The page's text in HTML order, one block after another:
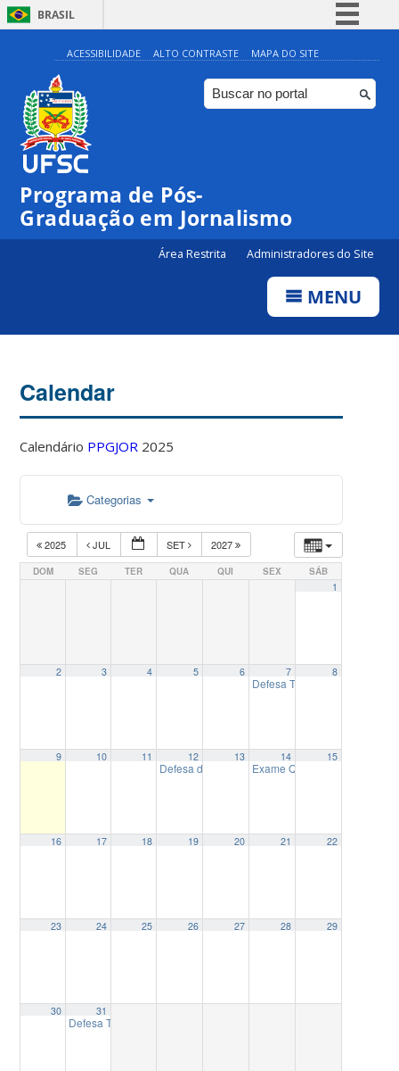
BRASIL
Simplifique!
Comunica BR
Participe
ACESSIBILIDADE ALTO CONTRASTE MAPA DO SITE
Programa de Pós-
Graduação em Jornalismo
Área Restrita Administradores do Site
MENU
Calendar
Calendário PPGJOR 2025
Categorias
2025 JUL SET 2027
DOM SEG TER QUA QUI SEX SÁB
1
2 3 4 5 6 7
Defesa Tese de Doutorado
8
9 10 11 12
Defesa de Tese de Doutorado Ivone Ananias
13 14
Exame Qualificação de
15
16 17 18 19 20 21 22
23 24 25 26 27 28 29
30 31
Defesa Tese de Doutorado Denise Bibiano Becker Santos